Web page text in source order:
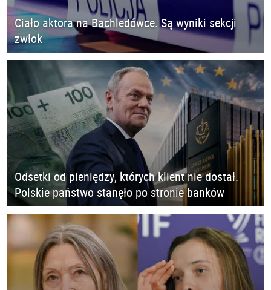
Ciało aktora na Bachledówce. Są wyniki sekcji
zwłok
Odsetki od pieniędzy, których klient nie dostał.
Polskie państwo stanęło po stronie banków